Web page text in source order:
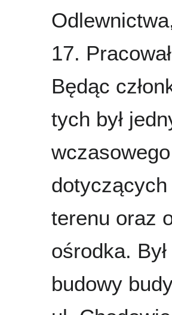
17.
Będąc
tych był
dotyczących
terenu oraz
ośrodka.
budowy